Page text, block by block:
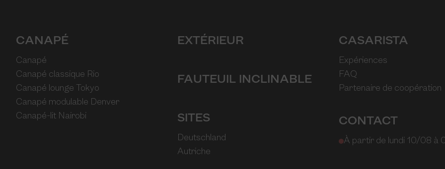
CANAPÉ
Canapé
Canapé classique Rio
Canapé lounge Tokyo
Canapé modulable Denver
Canapé-lit Nairobi
EXTÉRIEUR
FAUTEUIL INCLINABLE
SITES
Deutschland
Autriche
CASARISTA
Expériences
FAQ
Partenaire de coopération
CONTACT
À partir de lundi 10/08 à